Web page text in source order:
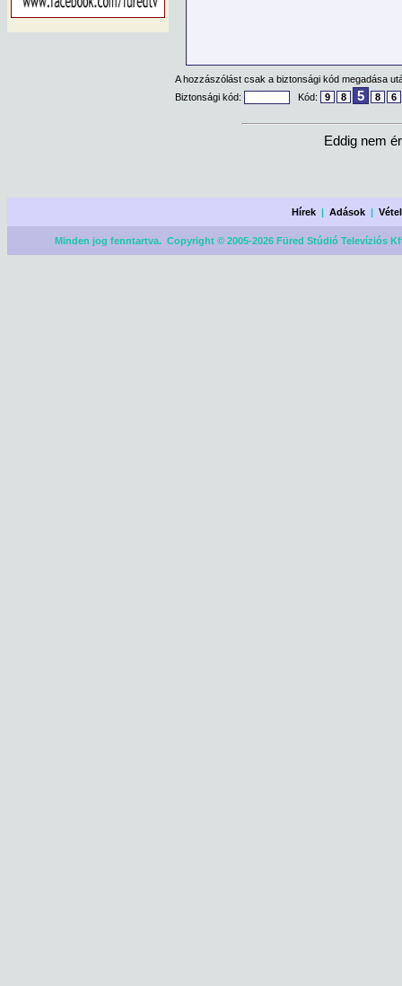
A hozzászólást csak a biztonsági kód megadása
Biztonsági kód:
Kód: 9 8 5 8 6
Eddig nem
Hírek |Adások |
Minden jog fenntartva. Copyright © 2005-2026 Füred Stúdió Televíziós